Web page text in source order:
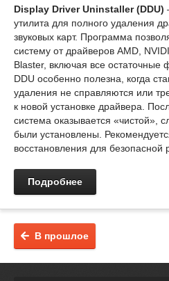
Display Driver Uninstaller (DDU)
утилита для полного удаления
звуковых карт. Программа
систему от драйверов AMD,
Blaster, включая все остаточные
DDU особенно полезна, когда
удаления не справляются или
к новой установке драйвера.
система оказывается «чистой»,
были установлены.
восстановления для безопасной
Подробнее
В прошлое